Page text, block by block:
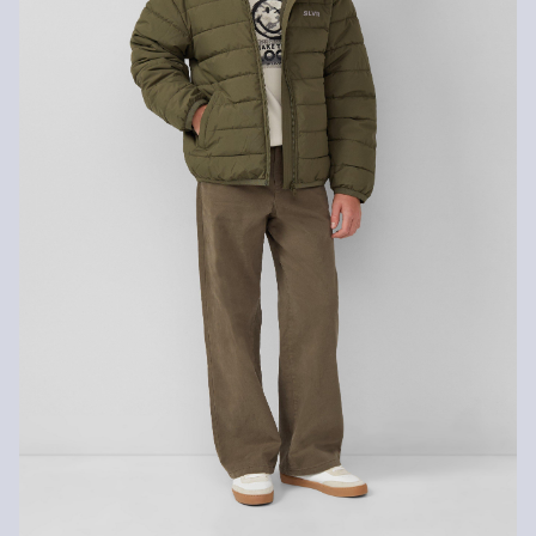
Détergents au chlore interdits
Nettoyage à sec impossible
Programme de lavage normal à 30 °
Ne pas repasser
Séchage à charge thermique réduite
Afin de contribuer au recyclage dans la production textile, nous
employons de plus en plus de fibres recyclées dans nos produits.
Contient du polyester recyclé : Ce produit contient du polyester
recyclé, fabriqué à partir de matières plastiques recyclées, telles
que les bouteilles en PET, ou de fibres recyclées provenant de
possèdes notre s.Oliver Card, tu peux même retourner les articles
gratuitement dans les 30 jours.